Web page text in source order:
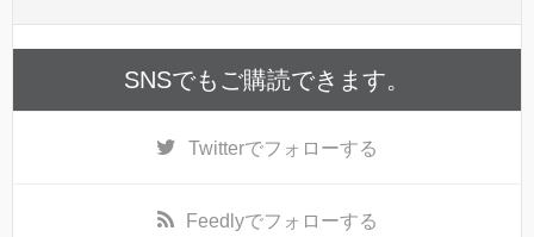
SNSでもご購読できます。
Twitterでフォローする
Feedlyでフォローする